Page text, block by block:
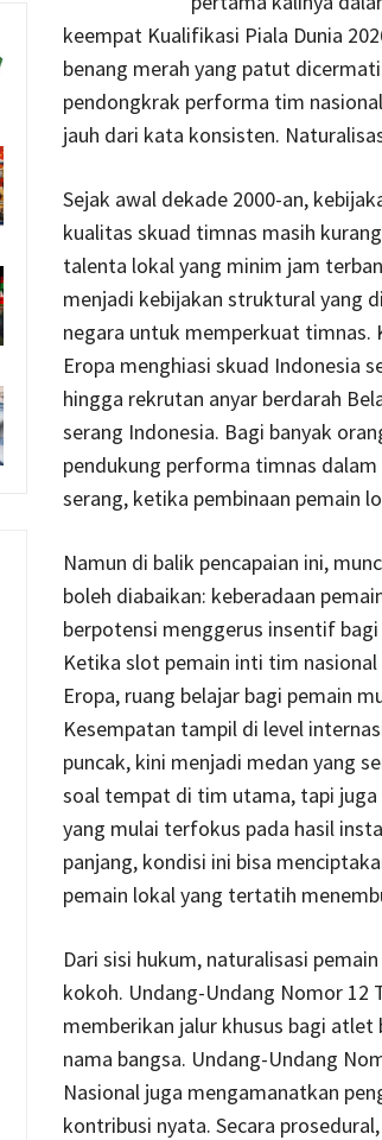
keempat Kualifikasi Piala Dunia
benang merah yang patut
pendongkrak performa tim
jauh dari kata konsisten.
Sejak awal dekade 2000-an,
kualitas skuad timnas masih
talenta lokal yang minim jam
menjadi kebijakan struktural yang
negara untuk memperkuat timnas.
Eropa menghiasi skuad Indonesia
hingga rekrutan anyar berdarah
serang Indonesia. Bagi banyak
pendukung performa timnas
serang, ketika pembinaan pemain
Namun di balik pencapaian ini,
boleh diabaikan: keberadaan
berpotensi menggerus insentif
Ketika slot pemain inti tim
Eropa, ruang belajar bagi pemain
Kesempatan tampil di level
puncak, kini menjadi medan yang
soal tempat di tim utama, tapi juga
yang mulai terfokus pada hasil
panjang, kondisi ini bisa
pemain lokal yang tertatih
Dari sisi hukum, naturalisasi pemain
kokoh. Undang-Undang Nomor 12
memberikan jalur khusus bagi
nama bangsa. Undang-Undang
Nasional juga mengamanatkan
kontribusi nyata. Secara